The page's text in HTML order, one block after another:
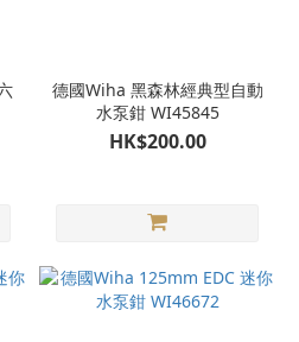
德國Wiha 黑森林經典型自動
水泵鉗 WI45845
HK$200.00